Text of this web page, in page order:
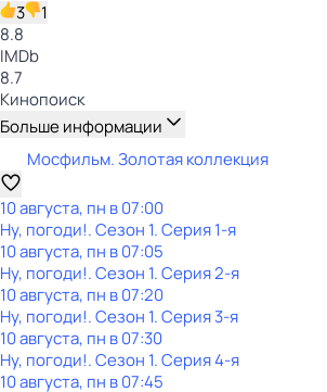
3
1
8.8
IMDb
8.7
Кинопоиск
Больше информации
Мосфильм. Золотая коллекция
10 августа, пн в 07:00
Ну, погоди!. Сезон 1. Серия 1-я
10 августа, пн в 07:05
Ну, погоди!. Сезон 1. Серия 2-я
10 августа, пн в 07:20
Ну, погоди!. Сезон 1. Серия 3-я
10 августа, пн в 07:30
Ну, погоди!. Сезон 1. Серия 4-я
10 августа, пн в 07:45